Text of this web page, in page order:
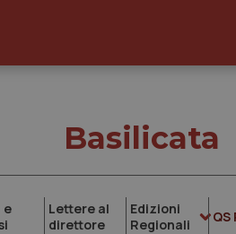
Basilicata
e
Lettere al
direttore
Edizioni
Regionali
QS